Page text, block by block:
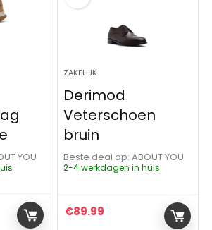
YOU
was: €129.99.
prijs is: €129.99.
ZAKELIJK
Derimod
Veterschoen
bruin
Beste deal op:
ABOUT YOU
2-4 werkdagen in huis
€89.99